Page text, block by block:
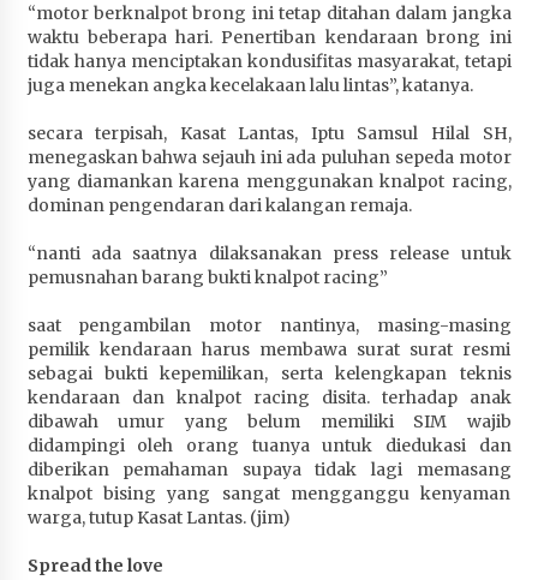
“motor berknalpot brong ini tetap ditahan dalam jangka
waktu beberapa hari. Penertiban kendaraan brong ini
tidak hanya menciptakan kondusifitas masyarakat, tetapi
juga menekan angka kecelakaan lalu lintas”, katanya.
secara terpisah, Kasat Lantas, Iptu Samsul Hilal SH,
menegaskan bahwa sejauh ini ada puluhan sepeda motor
yang diamankan karena menggunakan knalpot racing,
dominan pengendaran dari kalangan remaja.
“nanti ada saatnya dilaksanakan press release untuk
pemusnahan barang bukti knalpot racing”
saat pengambilan motor nantinya, masing-masing
pemilik kendaraan harus membawa surat surat resmi
sebagai bukti kepemilikan, serta kelengkapan teknis
kendaraan dan knalpot racing disita. terhadap anak
dibawah umur yang belum memiliki SIM wajib
didampingi oleh orang tuanya untuk diedukasi dan
diberikan pemahaman supaya tidak lagi memasang
knalpot bising yang sangat mengganggu kenyaman
warga, tutup Kasat Lantas. (jim)
Spread the love